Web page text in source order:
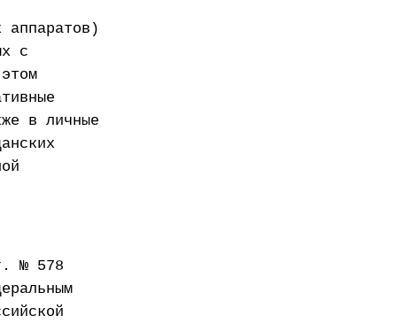
аппаратов)
с
в личные
№ 578